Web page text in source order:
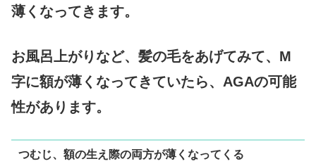
薄くなってきます。
お風呂上がりなど、髪の毛をあげてみて、M
字に額が薄くなってきていたら、AGAの可能
性があります。
つむじ、額の生え際の両方が薄くなってくる